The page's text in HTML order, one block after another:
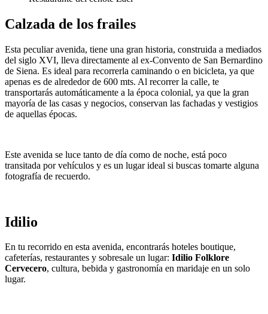
Calzada de los frailes
Esta peculiar avenida, tiene una gran historia, construida a mediados
del siglo XVI, lleva directamente al ex-Convento de San Bernardino
de Siena. Es ideal para recorrerla caminando o en bicicleta, ya que
apenas es de alrededor de 600 mts. Al recorrer la calle, te
transportarás automáticamente a la época colonial, ya que la gran
mayoría de las casas y negocios, conservan las fachadas y vestigios
de aquellas épocas.
Este avenida se luce tanto de día como de noche, está poco
transitada por vehículos y es un lugar ideal si buscas tomarte alguna
fotografía de recuerdo.
Idilio
En tu recorrido en esta avenida, encontrarás hoteles boutique,
cafeterías, restaurantes y sobresale un lugar: Idilio Folklore
Cervecero, cultura, bebida y gastronomía en maridaje en un solo
lugar.